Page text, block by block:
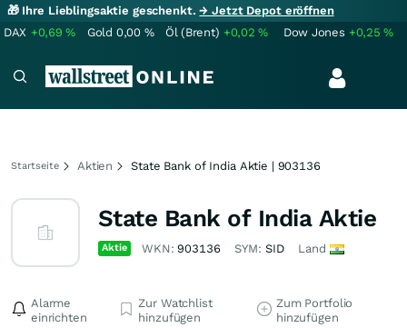
🎁 Ihre Lieblingsaktie geschenkt.→ Jetzt Depot eröffnen
DAX +0,69% Gold 0,00 % Öl (Brent) +0,02% Dow Jones +0,25%
Startseite Aktien State Bank of India Aktie | 903136
State Bank of India Aktie
Aktie WKN:903136 SYM: SID Land
Alarme
einrichten
Zur Watchlist
hinzufügen
Zum Portfolio
hinzufügen